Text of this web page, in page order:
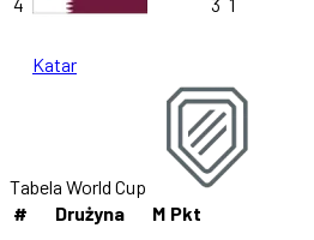
Katar
Tabela World Cup
#
Drużyna M Pkt